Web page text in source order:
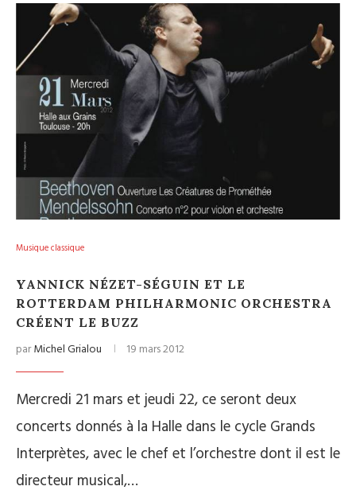
Musique classique
YANNICK NÉZET-SÉGUIN ET LE
ROTTERDAM PHILHARMONIC ORCHESTRA
CRÉENT LE BUZZ
parMichel Grialou 19 mars 2012
Mercredi 21 mars et jeudi 22, ce seront deux
concerts donnés à la Halle dans le cycle Grands
Interprètes, avec le chef et l’orchestre dont il est le
directeur musical,…